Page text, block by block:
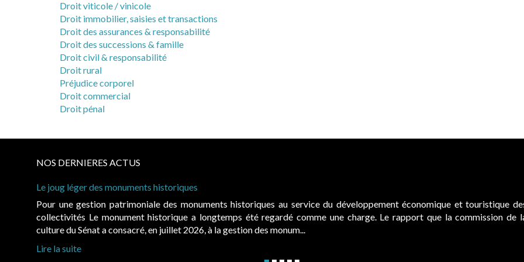
Droit viticole / vinicole
Droit immobilier, saisies et transactions
Droit des assurances & responsabilité
Droit des successions & famille
Droit civil & responsabilité
Droit rural
Préjudice corporel
Droit commercial
Droit pénal
NOS DERNIERES ACTUS
Le joug léger des monuments historiques
Pour une gestion patrimoniale des monuments historiques au service du développement économique et touristique
collectivités Le monument historique a longtemps été regardé comme une charge. Le rapport que la commission de
culture du Sénat a consacré, en juillet 2026, à la gestion des monum...
Lire la suite